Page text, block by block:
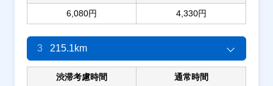
6,080円 4,330円
3 215.1km
渋滞考慮時間 通常時間